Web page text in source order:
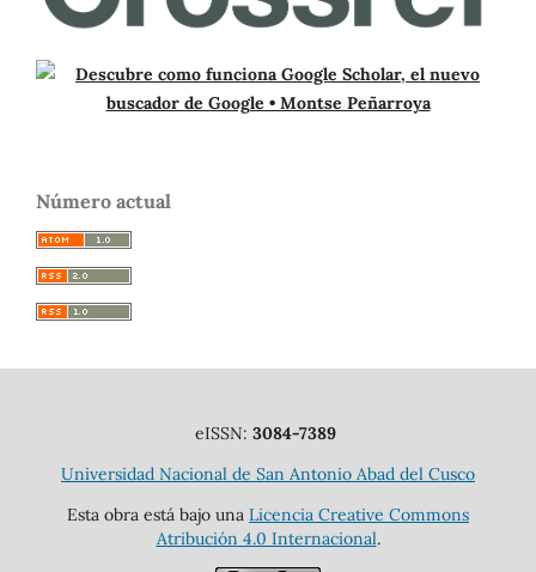
Número actual
eISSN: 3084-7389
Universidad Nacional de San Antonio Abad del Cusco
Esta obra está bajo una Licencia Creative Commons
Atribución 4.0 Internacional.